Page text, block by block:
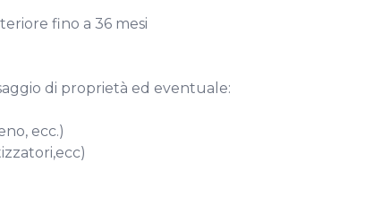
fino a 36 mesi
di proprietà ed eventuale:
ecc.)